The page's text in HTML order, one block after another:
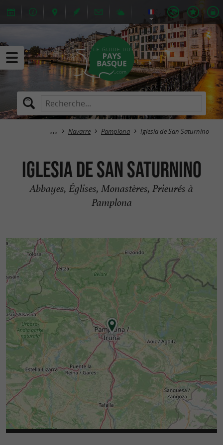
Navarre Pamplona Iglesia de San Saturnino
Iglesia de San Saturnino
Abbayes, Églises, Monastères, Prieurés à
Pamplona